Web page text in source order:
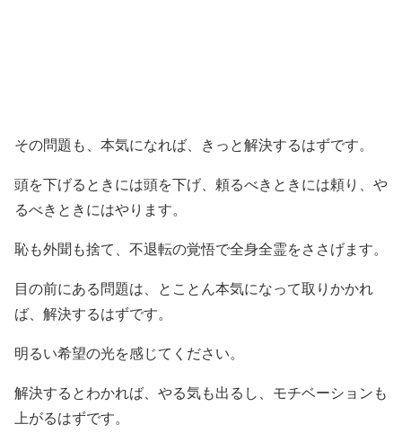
その問題も、本気になれば、きっと解決するはずです。
頭を下げるときには頭を下げ、頼るべきときには頼り、や
るべきときにはやります。
恥も外聞も捨て、不退転の覚悟で全身全霊をささげます。
目の前にある問題は、とことん本気になって取りかかれ
ば、解決するはずです。
明るい希望の光を感じてください。
解決するとわかれば、やる気も出るし、モチベーションも
上がるはずです。